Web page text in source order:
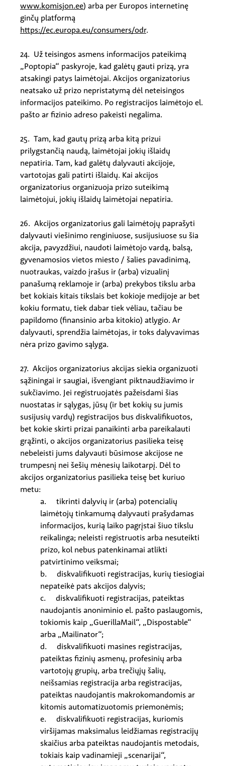
www.komisjon.ee) arba per Europos internetinę
ginčų platformą
https://ec.europa.eu/consumers/odr.
24. Už teisingos asmens informacijos pateikimą
„Poptopia“ paskyroje, kad galėtų gauti prizą, yra
atsakingi patys laimėtojai. Akcijos organizatorius
neatsako už prizo nepristatymą dėl neteisingos
informacijos pateikimo. Po registracijos laimėtojo el.
pašto ar fizinio adreso pakeisti negalima.
25. Tam, kad gautų prizą arba kitą prizui
prilygstančią naudą, laimėtojai jokių išlaidų
nepatiria. Tam, kad galėtų dalyvauti akcijoje,
vartotojas gali patirti išlaidų. Kai akcijos
organizatorius organizuoja prizo suteikimą
laimėtojui, jokių išlaidų laimėtojai nepatiria.
26. Akcijos organizatorius gali laimėtojų paprašyti
dalyvauti viešinimo renginiuose, susijusiuose su šia
akcija, pavyzdžiui, naudoti laimėtojo vardą, balsą,
gyvenamosios vietos miesto / šalies pavadinimą,
nuotraukas, vaizdo įrašus ir (arba) vizualinį
panašumą reklamoje ir (arba) prekybos tikslu arba
bet kokiais kitais tikslais bet kokioje medijoje ar bet
kokiu formatu, tiek dabar tiek vėliau, tačiau be
papildomo (finansinio arba kitokio) atlygio. Ar
dalyvauti, sprendžia laimėtojas, ir toks dalyvavimas
nėra prizo gavimo sąlyga.
27. Akcijos organizatorius akcijas siekia organizuoti
sąžiningai ir saugiai, išvengiant piktnaudžiavimo ir
sukčiavimo. Jei registruojatės pažeisdami šias
nuostatas ir sąlygas, jūsų (ir bet kokių su jumis
susijusių vardų) registracijos bus diskvalifikuotos,
bet kokie skirti prizai panaikinti arba pareikalauti
grąžinti, o akcijos organizatorius pasilieka teisę
nebeleisti jums dalyvauti būsimose akcijose ne
trumpesnį nei šešių mėnesių laikotarpį. Dėl to
akcijos organizatorius pasilieka teisę bet kuriuo
metu:
a. tikrinti dalyvių ir (arba) potencialių
laimėtojų tinkamumą dalyvauti prašydamas
informacijos, kurią laiko pagrįstai šiuo tikslu
reikalinga; neleisti registruotis arba nesuteikti
prizo, kol nebus patenkinamai atlikti
patvirtinimo veiksmai;
b. diskvalifikuoti registracijas, kurių tiesiogiai
nepateikė pats akcijos dalyvis;
c. diskvalifikuoti registracijas, pateiktas
naudojantis anoniminio el. pašto paslaugomis,
tokiomis kaip „GuerillaMail“, „Dispostable“
arba „Mailinator“;
d. diskvalifikuoti masines registracijas,
pateiktas fizinių asmenų, profesinių arba
vartotojų grupių, arba trečiųjų šalių,
neišsamias registracija arba registracijas,
pateiktas naudojantis makrokomandomis ar
kitomis automatizuotomis priemonėmis;
e. diskvalifikuoti registracijas, kuriomis
viršijamas maksimalus leidžiamas registracijų
skaičius arba pateiktas naudojantis metodais,
tokiais kaip vadinamieji „scenarijai“,